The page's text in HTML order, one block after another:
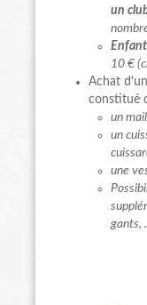
un
Enfant
10 €
Achat
constitué
un
un
une
gants,